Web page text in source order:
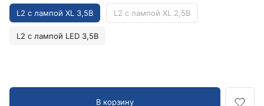
L2 с лампой XL 3,5В L2 с лампой XL 2,5В
L2 с лампой LED 3,5В
В корзину